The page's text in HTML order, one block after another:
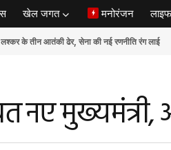
खेल जगत मनोरंजन
आतंकी ढेर, सेना की नई रणनीति रंग लाई
नए